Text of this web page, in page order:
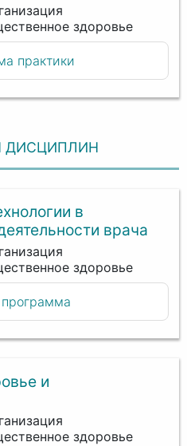
здоровье
практики
ДИСЦИПЛИН
в
врача
здоровье
и
здоровье